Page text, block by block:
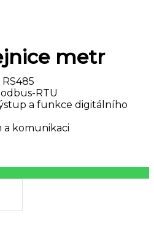
metr
RTU
a funkce digitálního
a komunikaci